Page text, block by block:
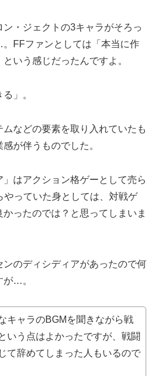
・ジェクトの3キャラがそろっ
FFファンとしては「本当に作
いう感じだったんですよ。
」。
などの要素を取り入れていたも
が伴うものでした。
」はアクション格ゲーとして売ら
やっていた身としては、対戦ゲ
ったのでは？と思ってしまいま
ンのディシディアがあったので何
が…。
キャラのBGMを聞きながら戦
いう点はよかったですが、戦闘
て辞めてしまった人もいるので